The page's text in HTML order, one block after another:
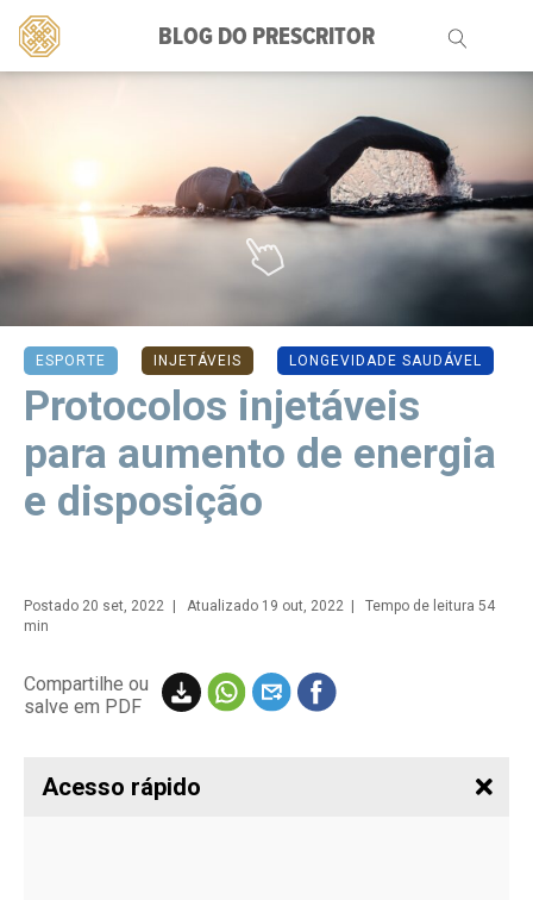
BLOG DO PRESCRITOR
Pesquisar
por:
ESPORTE INJETÁVEIS LONGEVIDADE SAUDÁVEL
Protocolos injetáveis
para aumento de energia
e disposição
Postado 20 set, 2022 | Atualizado 19 out, 2022 | Tempo de leitura 54
min
Compartilhe ou
salve em PDF
Acesso rápido